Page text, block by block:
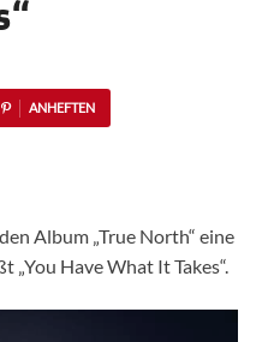
ANHEFTEN
Album „True North“ eine
„You Have What It Takes“.